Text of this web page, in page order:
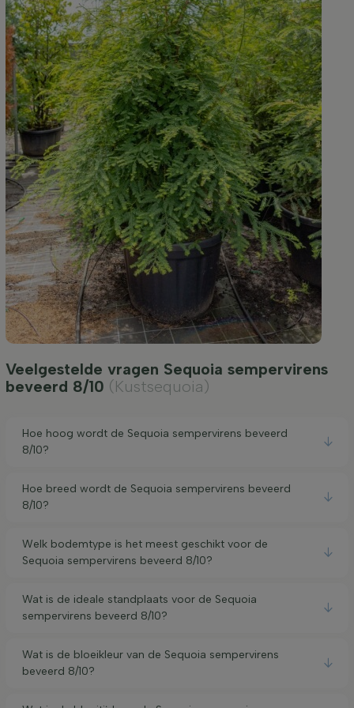
Veelgestelde vragen Sequoia sempervirens
beveerd 8/10 (Kustsequoia)
Hoe hoog wordt de Sequoia sempervirens beveerd
8/10?
Hoe breed wordt de Sequoia sempervirens beveerd
8/10?
Welk bodemtype is het meest geschikt voor de
Sequoia sempervirens beveerd 8/10?
Wat is de ideale standplaats voor de Sequoia
sempervirens beveerd 8/10?
Wat is de bloeikleur van de Sequoia sempervirens
beveerd 8/10?